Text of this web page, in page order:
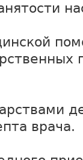
врача.